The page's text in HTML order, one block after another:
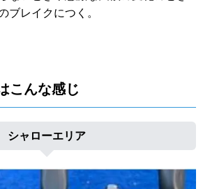
ブレイクにつく。
こんな感じ
シャローエリア